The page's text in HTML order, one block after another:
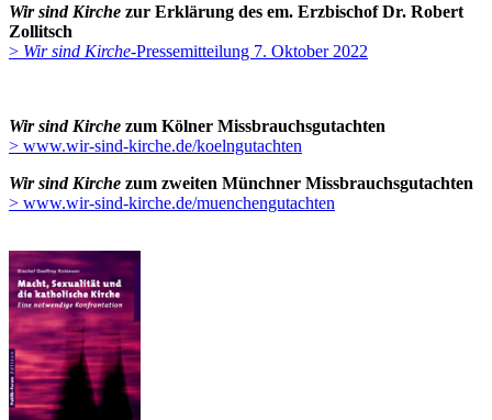
Wir sind Kirche zur Erklärung des em. Erzbischof Dr. Robert
Zollitsch
> Wir sind Kirche-Pressemitteilung 7. Oktober 2022
Wir sind Kirche zum Kölner Missbrauchsgutachten
> www.wir-sind-kirche.de/koelngutachten
Wir sind Kirche zum zweiten Münchner Missbrauchsgutachten
> www.wir-sind-kirche.de/muenchengutachten